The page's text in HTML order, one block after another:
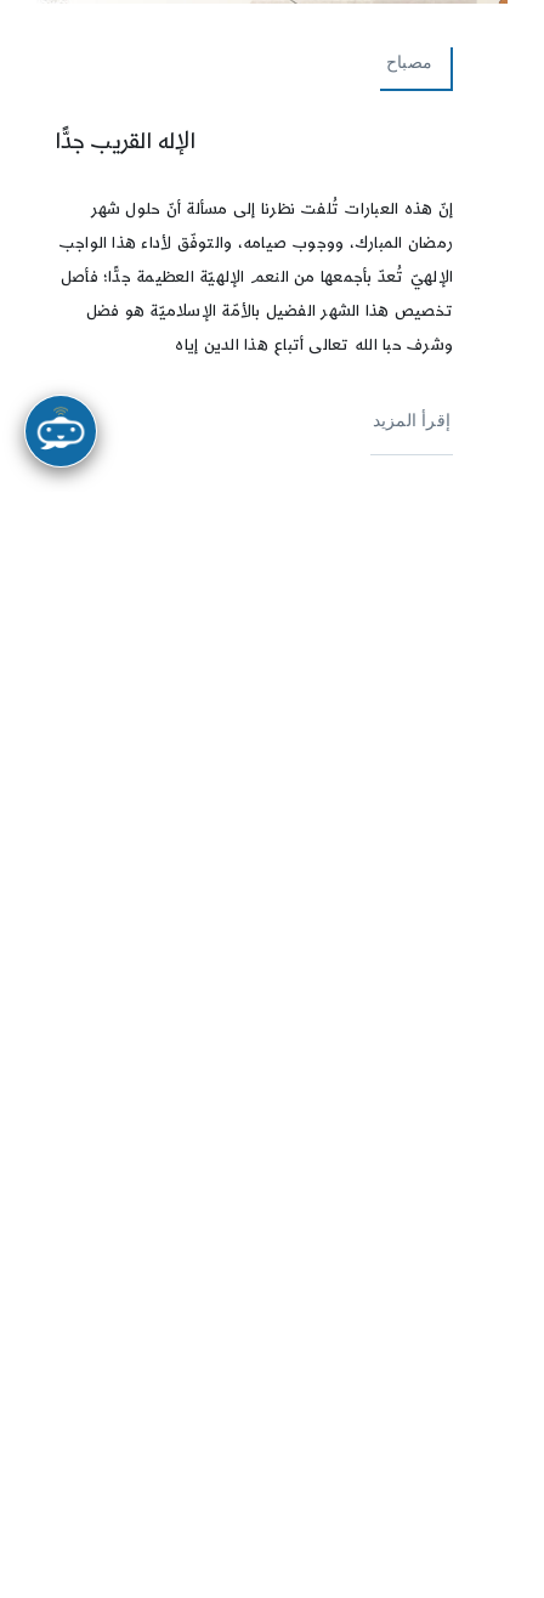
مصباح
الإله القريب جدًّا
إنّ هذه العبارات تُلفت نظرنا إلى مسألة أنّ حلول شهر
رمضان المبارك، ووجوب صيامه، والتوفّق لأداء هذا الواجب
الإلهيّ تُعدّ بأجمعها من النعم الإلهيّة العظيمة جدًّا؛ فأصل
تخصيص هذا الشهر الفضيل بالأمّة الإسلاميّة هو فضل
وشرف حبا الله تعالى أتباع هذا الدين إياه
إقرأ المزيد